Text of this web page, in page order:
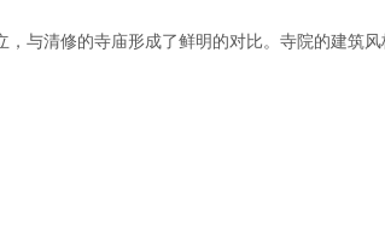
与清修的寺庙形成了鲜明的对比。寺院的建筑